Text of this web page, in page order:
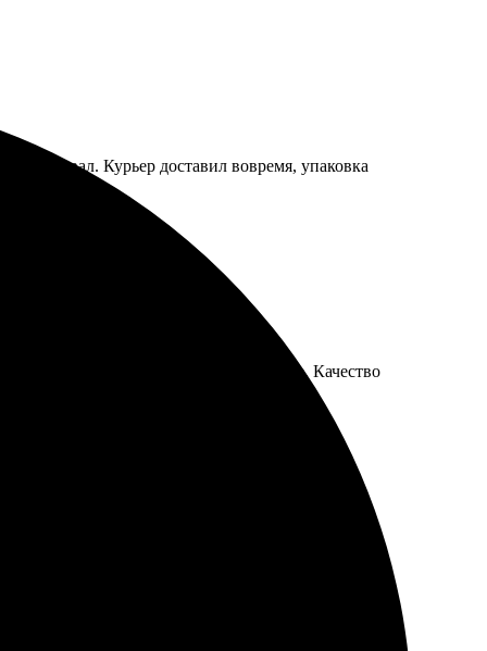
порадовал. Курьер доставил вовремя, упаковка
получил шикарную картину на холсте. Качество
порадовал. Ждал не долго, результат радует.
и не пожалел. Рекомендую!